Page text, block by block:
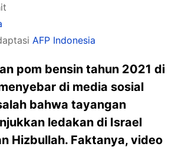
AFP Indonesia
pom bensin tahun 2021 di
di media sosial
bahwa tayangan
ledakan di Israel
Hizbullah. Faktanya, video